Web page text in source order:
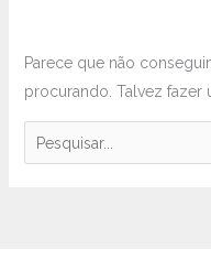
Parece que não
procurando. Talvez fazer